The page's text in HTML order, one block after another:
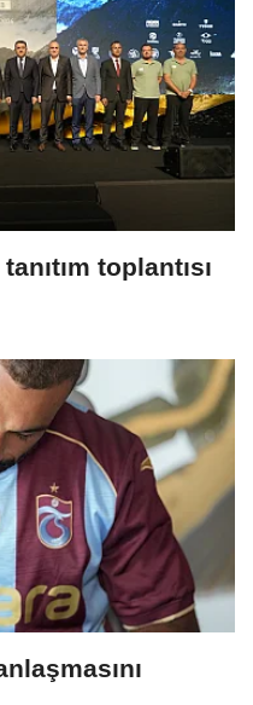
toplantısı